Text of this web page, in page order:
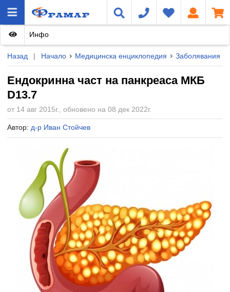
Назад | Начало Медицинска енциклопедия Заболявания
Ендокринна част на панкреаса МКБ
D13.7
от 14 авг 2015г., обновено на 08 дек 2022г.
Автор: д-р Иван Стойчев
Инфо